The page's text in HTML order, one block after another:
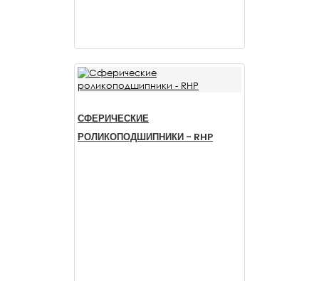
СФЕРИЧЕСКИЕ
РОЛИКОПОДШИПНИКИ - RHP